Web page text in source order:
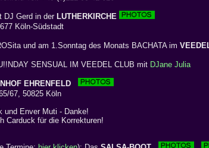
DJ Gerd in der LUTHERKIRCHE
Köln-Südstadt
und am 1.Sonntag des Monats BACHATA im
SENSUAL IM VEEDEL CLUB mit DJane Julia
EHRENFELD
67, 50825 Köln
und Enver Muti - Danke!
Carduck für die Korrekturen!